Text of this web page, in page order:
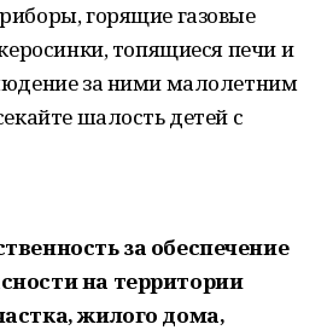
горящие газовые
топящиеся печи и
за ними малолетним
шалость детей с
за обеспечение
на территории
жилого дома,